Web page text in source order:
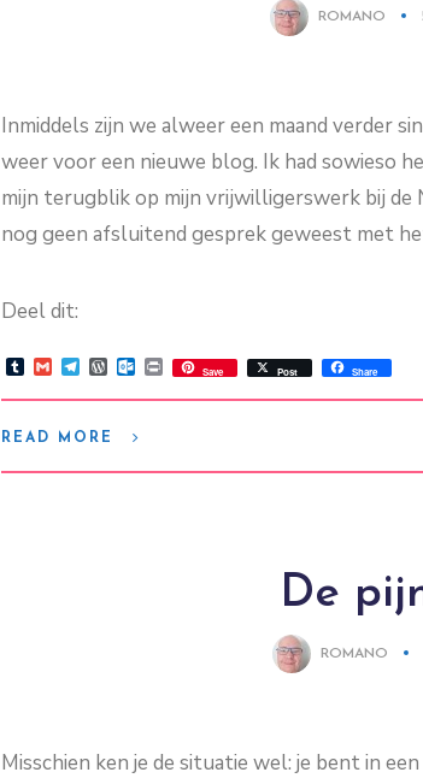
ROMANO
Inmiddels zijn we alweer een maand verder
weer voor een nieuwe blog. Ik had sowieso
mijn terugblik op mijn vrijwilligerswerk bij de
nog geen afsluitend gesprek geweest met
Deel dit:
TumblrGmailTelegram
WordPress
Outlook.com
PrintSave Post Share
READ MORE
De
ROMANO
Misschien ken je de situatie wel: je bent in